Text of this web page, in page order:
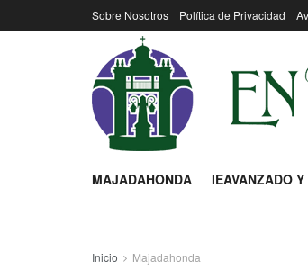
Sobre Nosotros Política de Privacidad
MAJADAHONDA IEAVANZADO
Inicio Majadahonda